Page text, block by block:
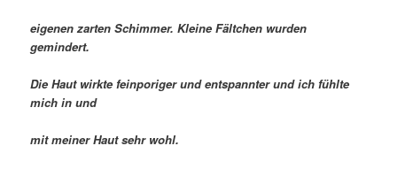
eigenen zarten Schimmer. Kleine Fältchen wurden
gemindert.
Die Haut wirkte feinporiger und entspannter und ich fühlte
mich in und
mit meiner Haut sehr wohl.